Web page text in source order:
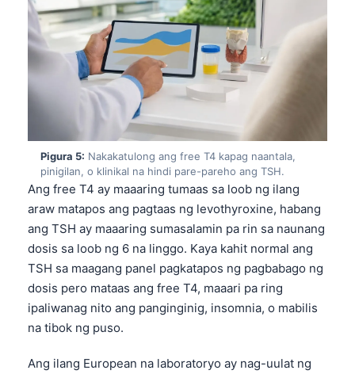
Pigura 5: Nakakatulong ang free T4 kapag naantala,
pinigilan, o klinikal na hindi pare-pareho ang TSH.
Ang free T4 ay maaaring tumaas sa loob ng ilang
araw matapos ang pagtaas ng levothyroxine, habang
ang TSH ay maaaring sumasalamin pa rin sa naunang
dosis sa loob ng 6 na linggo. Kaya kahit normal ang
TSH sa maagang panel pagkatapos ng pagbabago ng
dosis pero mataas ang free T4, maaari pa ring
ipaliwanag nito ang panginginig, insomnia, o mabilis
na tibok ng puso.
Ang ilang European na laboratoryo ay nag-uulat ng
Suomi
Hrvatski
Slovenčina
پښتو
سنڌي
සිංහල
অসমীয়া
Galego
Latviešu valoda
Македонски јазик
Euskara
Gàidhlig
Occitan